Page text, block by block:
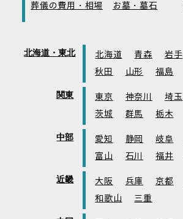
葬儀の費用・相場
お墓・墓石
北海道・東北 北海道 青森 岩手
秋田
山形 福島
関東 東京 神奈川 埼玉
茨城
群馬 栃木
中部 愛知 静岡 岐阜
富山
石川 福井
近畿 大阪 兵庫 京都
和歌山
三重